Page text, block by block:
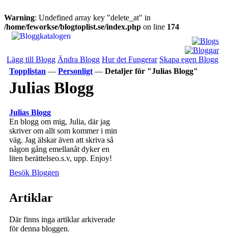
Warning: Undefined array key "delete_at" in
/home/feworkse/blogtoplist.se/index.php on line 174
Lägg till Blogg Ändra Blogg Hur det Fungerar Skapa egen Blogg
Topplistan — Personligt — Detaljer för "Julias Blogg"
Julias Blogg
Julias Blogg
En blogg om mig, Julia, där jag
skriver om allt som kommer i min
väg. Jag älskar även att skriva så
någon gång emellanåt dyker en
liten berättelseo.s.v, upp. Enjoy!
Besök Bloggen
Artiklar
Där finns inga artiklar arkiverade
för denna bloggen.